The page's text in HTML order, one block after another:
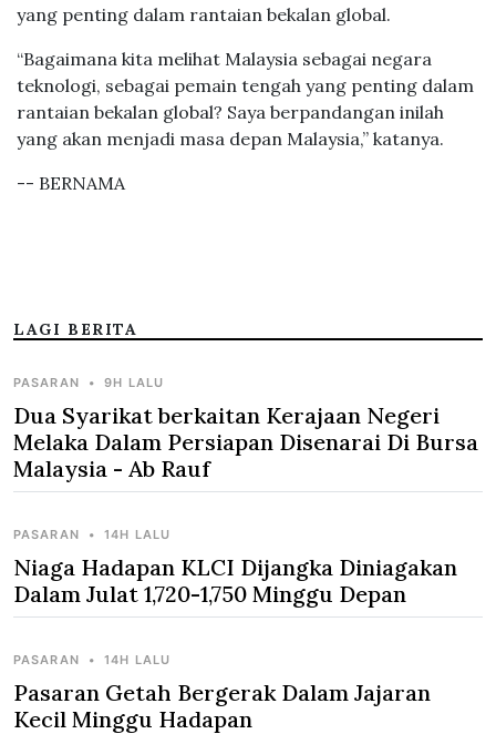
yang penting dalam rantaian bekalan global.
“Bagaimana kita melihat Malaysia sebagai negara
teknologi, sebagai pemain tengah yang penting dalam
rantaian bekalan global? Saya berpandangan inilah
yang akan menjadi masa depan Malaysia,” katanya.
-- BERNAMA
LAGI BERITA
PASARAN • 9H LALU
Dua Syarikat berkaitan Kerajaan Negeri
Melaka Dalam Persiapan Disenarai Di Bursa
Malaysia - Ab Rauf
PASARAN • 14H LALU
Niaga Hadapan KLCI Dijangka Diniagakan
Dalam Julat 1,720-1,750 Minggu Depan
PASARAN • 14H LALU
Pasaran Getah Bergerak Dalam Jajaran
Kecil Minggu Hadapan